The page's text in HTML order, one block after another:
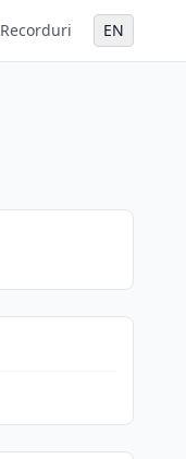
Recorduri EN